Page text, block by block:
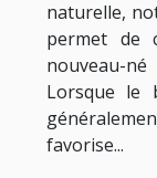
naturelle,
permet de
nouveau-
Lorsque le
favorise...